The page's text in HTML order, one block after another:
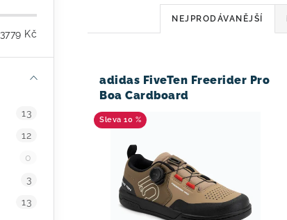
3779 Kč
13
12
0
3
13
Ř
a
z
e
í
p
r
NEJPRODÁVANĚJŠÍ
p
adidas FiveTen Freerider Pro
Boa Cardboard
10 %